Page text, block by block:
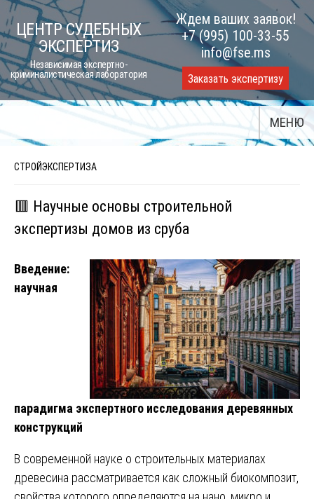
Skip
to
content
ЦЕНТР СУДЕБНЫХ
ЭКСПЕРТИЗ
Независимая экспертно-
криминалистическая лаборатория
Ждем ваших заявок!
+7 (995) 100-33-55
info@fse.ms
Заказать экспертизу
МЕНЮ
СТРОЙЭКСПЕРТИЗА
🟥 Научные основы строительной
экспертизы домов из сруба
Введение:
научная
парадигма экспертного исследования деревянных
конструкций
В современной науке о строительных материалах
древесина рассматривается как сложный биокомпозит,